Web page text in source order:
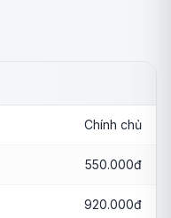
Chính chủ
550.000đ
920.000đ